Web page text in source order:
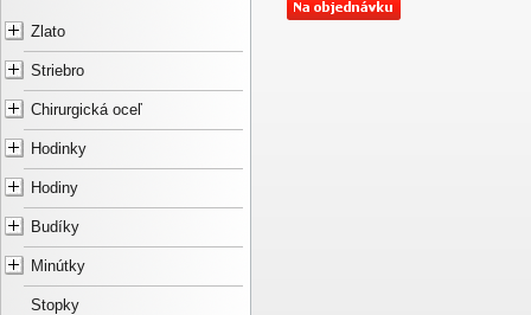
Zlato
Striebro
Chirurgická oceľ
Hodinky
Hodiny
Budíky
Minútky
Stopky